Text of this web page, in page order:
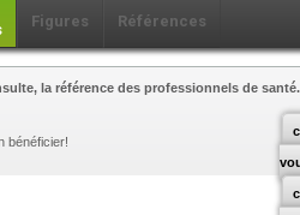
Figures Références
la référence des professionnels de santé.
bénéficier!